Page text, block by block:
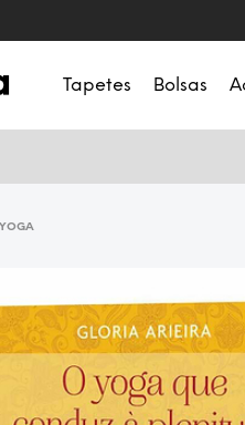
Tapetes Bolsas
YOGA